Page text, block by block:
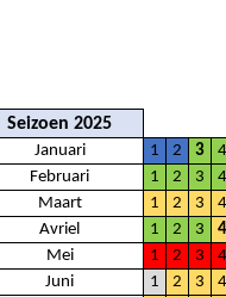
Seizoen 2025
Januari 1 2 3
4
Februari
1 2 3
4
Maart
1 2 3
4
Avriel
1 2 3
4
Mei
1 2 3
4
Juni
1 2 3
4